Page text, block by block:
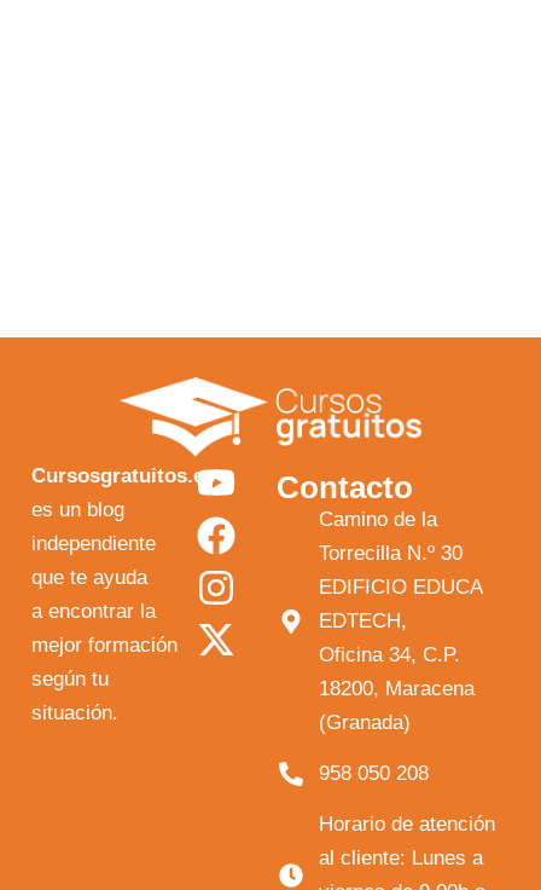
Cursosgratuitos.es
es un blog
independiente
que te ayuda
a encontrar la
mejor formación
según tu
situación.
Y
o
u
t
u
F
a
c
e
b
I
n
s
t
a
X
-
t
w
i
Contacto
Camino de la
Torrecilla N.º 30
EDIFICIO EDUCA
EDTECH,
Oficina 34, C.P.
18200, Maracena
(Granada)
958 050 208
Horario de atención
al cliente: Lunes a